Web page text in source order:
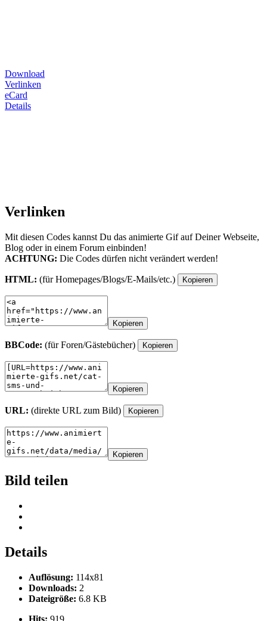
Download
Verlinken
eCard
Details
Verlinken
Mit diesen Codes kannst Du das animierte Gif auf Deiner Webseite,
Blog oder in einem Forum einbinden!
ACHTUNG: Die Codes dürfen nicht verändert werden!
HTML: (für Homepages/Blogs/E-Mails/etc.) Kopieren
Kopieren
BBCode: (für Foren/Gästebücher) Kopieren
Kopieren
URL: (direkte URL zum Bild) Kopieren
Kopieren
Bild teilen
Details
Auflösung: 114x81
Downloads: 2
Dateigröße: 6.8 KB